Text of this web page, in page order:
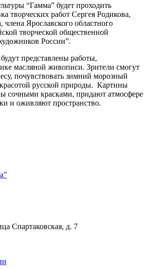
“Гамма” будет проходить
творческих работ Сергея Родикова,
члена Ярославского областного
творческой общественной
России”.
представлены работы,
масляной живописи. Зрители смогут
почувствовать зимний морозный
красотой русской природы. Картины
сочными красками, придают атмосфере
и оживляют пространство.
Спартаковская, д. 7